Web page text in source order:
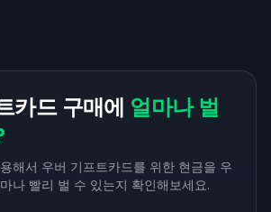
카드 구매에 얼마나 벌
해서 우버 기프트카드를 위한 현금을 우
나 빨리 벌 수 있는지 확인해보세요.